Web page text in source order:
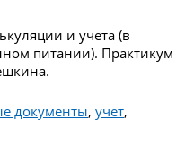
и учета (в
питании). Практикум
документы, учет,